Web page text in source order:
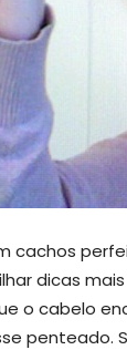
cachos
dicas
o cabelo
penteado.